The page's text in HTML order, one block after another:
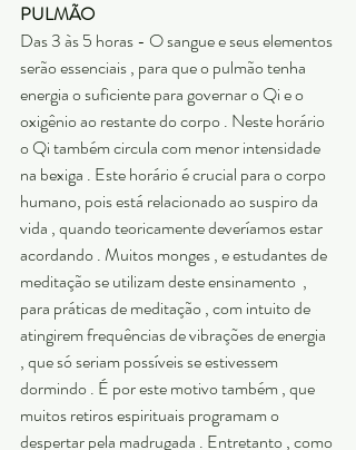
PULMÃO
Das 3 às 5 horas - O sangue e seus elementos
serão essenciais , para que o pulmão tenha
energia o suficiente para governar o Qi e o
oxigênio ao restante do corpo . Neste horário
o Qi também circula com menor intensidade
na bexiga . Este horário é crucial para o corpo
humano, pois está relacionado ao suspiro da
vida , quando teoricamente deveríamos estar
acordando . Muitos monges , e estudantes de
meditação se utilizam deste ensinamento  ,
para práticas de meditação , com intuito de
atingirem frequências de vibrações de energia
, que só seriam possíveis se estivessem
dormindo . É por este motivo também , que
muitos retiros espirituais programam o
despertar pela madrugada . Entretanto , como